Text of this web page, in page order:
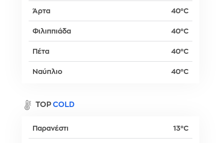
Άρτα 40°C
Φιλιππιάδα 40°C
Πέτα 40°C
Ναύπλιο 40°C
TOP COLD
Παρανέστι 13°C